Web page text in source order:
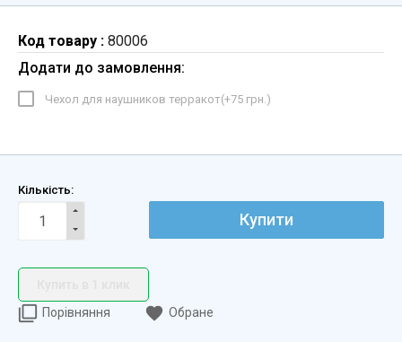
Код товару : 80006
Додати до замовлення:
Чехол для наушников терракот(+75 грн.)
Кількість:
Купити
Порівняння
Обране